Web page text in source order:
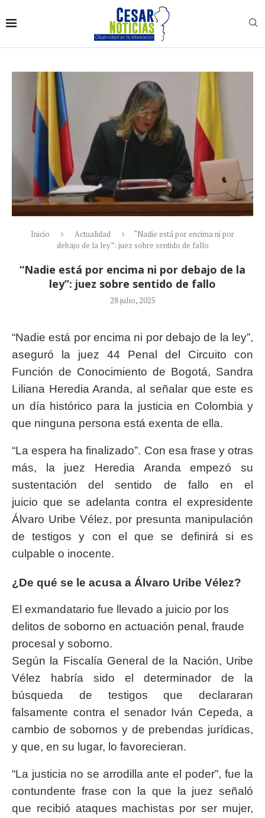
Inicio Actualidad
“Nadie está por encima ni por
debajo de la ley”: juez sobre sentido de fallo
“Nadie está por encima ni por debajo de la
ley”: juez sobre sentido de fallo
28 julio, 2025
“Nadie está por encima ni por debajo de la ley”,
aseguró la juez 44 Penal del Circuito con
Función de Conocimiento de Bogotá, Sandra
Liliana Heredia Aranda, al señalar que este es
un día histórico para la justicia en Colombia y
que ninguna persona está exenta de ella.
“La espera ha finalizado”. Con esa frase y otras
más, la juez Heredia Aranda empezó su
sustentación del sentido de fallo en el
juicio que se adelanta contra el expresidente
Álvaro Uribe Vélez, por presunta manipulación
de testigos y con el que se definirá si es
culpable o inocente.
¿De qué se le acusa a Álvaro Uribe Vélez?
El exmandatario fue llevado a juicio por los
delitos de soborno en actuación penal, fraude
procesal y soborno.
Según la Fiscalía General de la Nación, Uribe
Vélez habría sido el determinador de la
búsqueda de testigos que declararan
falsamente contra el senador Iván Cepeda, a
cambio de sobornos y de prebendas jurídicas,
y que, en su lugar, lo favorecieran.
“La justicia no se arrodilla ante el poder”, fue la
contundente frase con la que la juez señaló
que recibió ataques machistas por ser mujer,